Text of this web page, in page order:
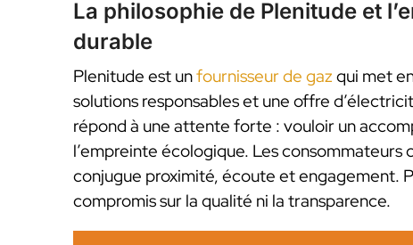
La philosophie de Plenitude et
durable
Plenitude est unfournisseur de gaz qui met
solutions responsables et une offre
répond à une attente forte : vouloir un
l’empreinte écologique. Les consommateurs
conjugue proximité, écoute et engagement.
compromis sur la qualité ni la transparence.